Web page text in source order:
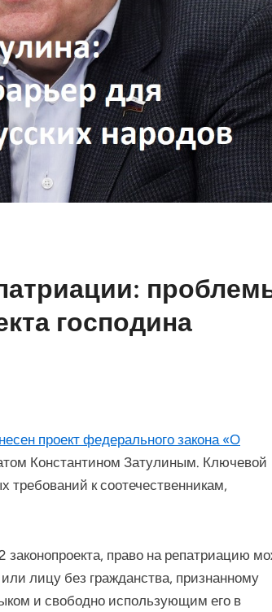
господина
проект федерального закона «О
Константином Затулиным. Ключевой
требований к соотечественникам,
право на репатриацию
лицу без гражданства, признанному
и свободно использующим его в